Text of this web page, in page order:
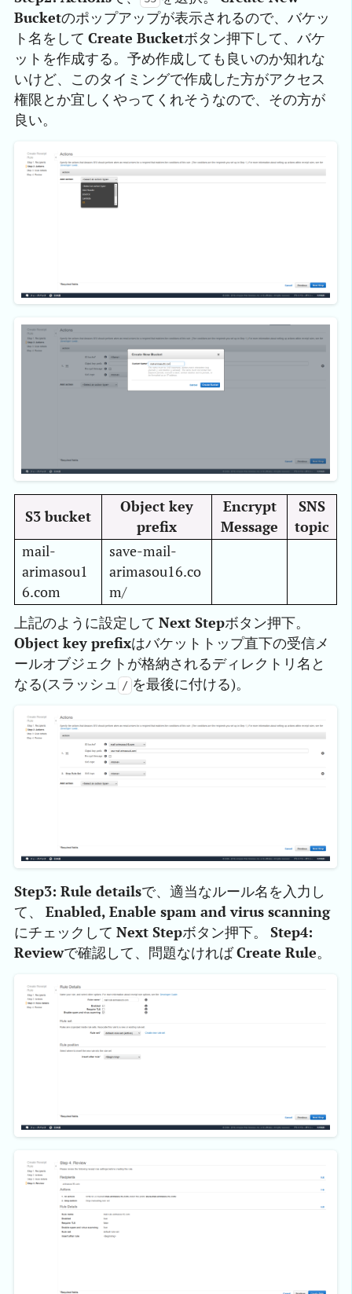
Bucketのポップアップが表示されるので、バケッ
ト名をして Create Bucketボタン押下して、バケ
ットを作成する。予め作成しても良いのか知れな
いけど、このタイミングで作成した方がアクセス
権限とか宜しくやってくれそうなので、その方が
良い。
S3 bucket
Object key
prefix
Encrypt
Message
SNS
topic
mail-
arimasou1
6.com
save-mail-
arimasou16.co
m/
上記のように設定して Next Stepボタン押下。
Object key prefixはバケットトップ直下の受信メ
ールオブジェクトが格納されるディレクトリ名と
なる(スラッシュ
/ を最後に付ける)。
Step3: Rule detailsで、適当なルール名を入力し
て、 Enabled, Enable spam and virus scanning
にチェックして Next Stepボタン押下。 Step4:
Reviewで確認して、問題なければCreate Rule。